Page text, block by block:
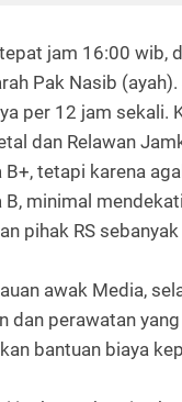
jam 16:00 wib,
Pak Nasib
per 12 jam sekali.
dan Relawan
B+, tetapi karena
B, minimal
pihak RS
awak Media,
dan perawatan
bantuan biaya